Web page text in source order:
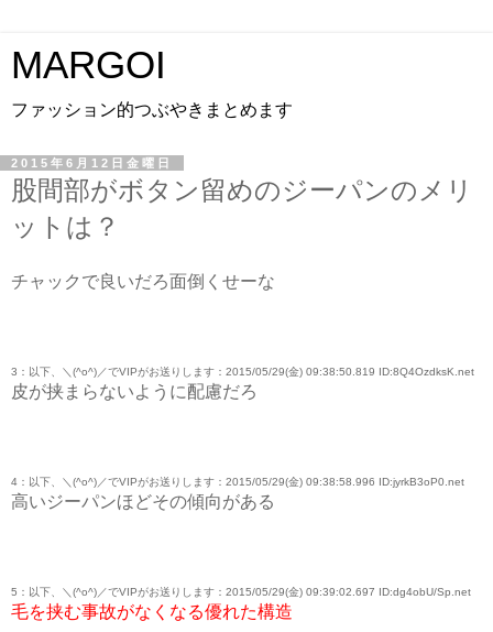
MARGOI
ファッション的つぶやきまとめます
2015年6月12日金曜日
股間部がボタン留めのジーパンのメリ
ットは？
チャックで良いだろ面倒くせーな
3：以下、＼(^o^)／でVIPがお送りします：2015/05/29(金) 09:38:50.819 ID:8Q4OzdksK.net
皮が挟まらないように配慮だろ
4：以下、＼(^o^)／でVIPがお送りします：2015/05/29(金) 09:38:58.996 ID:jyrkB3oP0.net
高いジーパンほどその傾向がある
5：以下、＼(^o^)／でVIPがお送りします：2015/05/29(金) 09:39:02.697 ID:dg4obU/Sp.net
毛を挟む事故がなくなる優れた構造